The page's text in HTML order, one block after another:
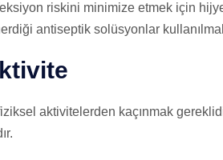
riskini minimize etmek için
antiseptik solüsyonlar
aktivitelerden kaçınmak